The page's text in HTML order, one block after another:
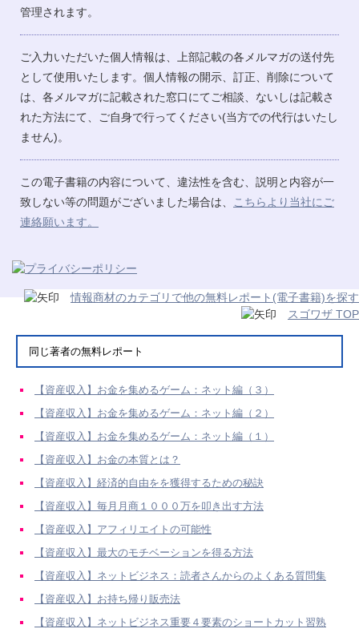
管理されます。
ご入力いただいた個人情報は、上部記載の各メルマガの送付先
として使用いたします。個人情報の開示、訂正、削除について
は、各メルマガに記載された窓口にてご相談、ないしは記載さ
れた方法にて、ご自身で行ってください(当方での代行はいたし
ません)。
この電子書籍の内容について、違法性を含む、説明と内容が一
致しない等の問題がございました場合は、
こちらより当社にご
連絡願います。
情報商材のカテゴリで他の無料レポート(電子書籍)を探す
スゴワザ TOP
同じ著者の無料レポート
【資産収入】お金を集めるゲーム：ネット編（３）
【資産収入】お金を集めるゲーム：ネット編（２）
【資産収入】お金を集めるゲーム：ネット編（１）
【資産収入】お金の本質とは？
【資産収入】経済的自由をを獲得するための秘訣
【資産収入】毎月月商１０００万を叩き出す方法
【資産収入】アフィリエイトの可能性
【資産収入】最大のモチベーションを得る方法
【資産収入】ネットビジネス：読者さんからのよくある質問集
【資産収入】お持ち帰り販売法
【資産収入】ネットビジネス重要４要素のショートカット習熟